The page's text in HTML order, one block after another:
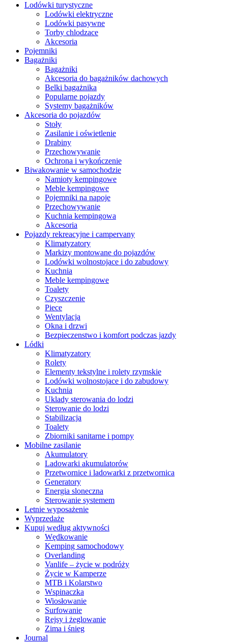
Lodówki turystyczne
Lodówki elektryczne
Lodówki pasywne
Torby chlodzace
Akcesoria
Pojemniki
Bagażniki
Bagażniki
Akcesoria do bagażników dachowych
Belki bagażnika
Popularne pojazdy
Systemy bagażników
Akcesoria do pojazdów
Stoły
Zasilanie i oświetlenie
Drabiny
Przechowywanie
Ochrona i wykończenie
Biwakowanie w samochodzie
Namioty kempingowe
Meble kempingowe
Pojemniki na napoje
Przechowywanie
Kuchnia kempingowa
Akcesoria
Pojazdy rekreacyjne i campervany
Klimatyzatory
Markizy montowane do pojazdów
Lodówki wolnostojace i do zabudowy
Kuchnia
Meble kempingowe
Toalety
Czyszczenie
Piece
Wentylacja
Okna i drzwi
Bezpieczenstwo i komfort podczas jazdy
Lódki
Klimatyzatory
Rolety
Elementy tekstylne i rolety rzymskie
Lodówki wolnostojace i do zabudowy
Kuchnia
Uklady sterowania do lodzi
Sterowanie do lodzi
Stabilizacja
Toalety
Zbiorniki sanitarne i pompy
Mobilne zasilanie
Akumulatory
Ladowarki akumulatorów
Przetwornice i ladowarki z przetwornica
Generatory
Energia sloneczna
Sterowanie systemem
Letnie wyposażenie
Wyprzedaże
Kupuj według aktywności
Wędkowanie
Kemping samochodowy
Overlanding
Vanlife – życie w podróży
Życie w Kamperze
MTB i Kolarstwo
Wspinaczka
Wiosłowanie
Surfowanie
Rejsy i żeglowanie
Zima i śnieg
Journal